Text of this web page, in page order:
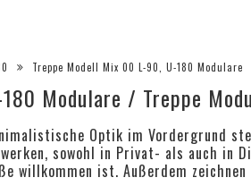
Treppe Modell Mix 00 L-90, U-180 Modulare
Modulare / Treppe
Optik im Vordergrund
sowohl in Privat- als auch
willkommen ist. Außerdem